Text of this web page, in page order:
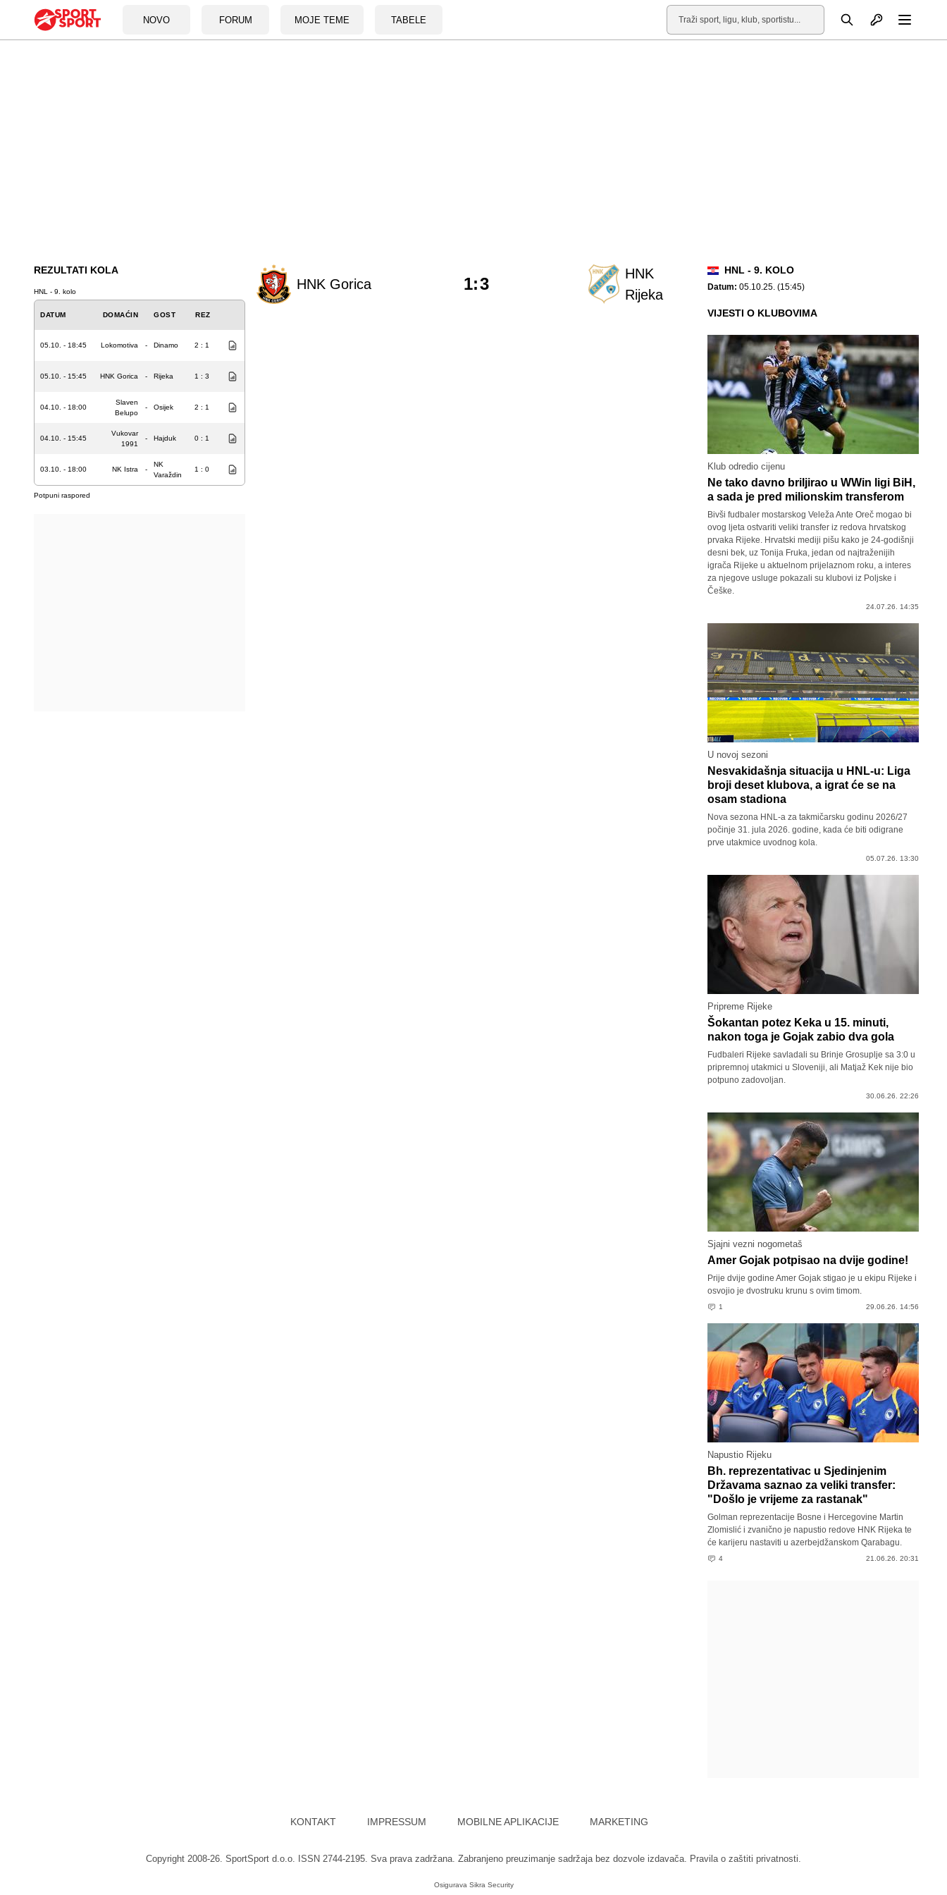
NOVO FORUM MOJE TEME TABELE
Pretraga Otvori profil
REZULTATI KOLA
HNL - 9. kolo
DATUM DOMAĆIN GOST REZ
05.10. - 18:45 Lokomotiva - Dinamo 2 : 1
05.10. - 15:45 HNK Gorica - Rijeka 1 : 3
04.10. - 18:00
Slaven
Belupo
- Osijek 2 : 1
04.10. - 15:45
Vukovar
1991
- Hajduk 0 : 1
03.10. - 18:00 NK Istra -
NK
Varaždin
1 : 0
Potpuni raspored
HNK Gorica
HNK
Rijeka
1:3
HNL - 9. KOLO
Datum: 05.10.25. (15:45)
VIJESTI O KLUBOVIMA
Klub odredio cijenu
Ne tako davno briljirao u WWin ligi BiH,
a sada je pred milionskim transferom
Bivši fudbaler mostarskog Veleža Ante Oreč mogao bi
ovog ljeta ostvariti veliki transfer iz redova hrvatskog
prvaka Rijeke. Hrvatski mediji pišu kako je 24-godišnji
desni bek, uz Tonija Fruka, jedan od najtraženijih
igrača Rijeke u aktuelnom prijelaznom roku, a interes
za njegove usluge pokazali su klubovi iz Poljske i
Češke.
24.07.26. 14:35
U novoj sezoni
Nesvakidašnja situacija u HNL-u: Liga
broji deset klubova, a igrat će se na
osam stadiona
Nova sezona HNL-a za takmičarsku godinu 2026/27
počinje 31. jula 2026. godine, kada će biti odigrane
prve utakmice uvodnog kola.
05.07.26. 13:30
Pripreme Rijeke
Šokantan potez Keka u 15. minuti,
nakon toga je Gojak zabio dva gola
Fudbaleri Rijeke savladali su Brinje Grosuplje sa 3:0 u
pripremnoj utakmici u Sloveniji, ali Matjaž Kek nije bio
potpuno zadovoljan.
30.06.26. 22:26
Sjajni vezni nogometaš
Amer Gojak potpisao na dvije godine!
Prije dvije godine Amer Gojak stigao je u ekipu Rijeke i
osvojio je dvostruku krunu s ovim timom.
1 29.06.26. 14:56
Napustio Rijeku
Bh. reprezentativac u Sjedinjenim
Državama saznao za veliki transfer:
"Došlo je vrijeme za rastanak"
Golman reprezentacije Bosne i Hercegovine Martin
Zlomislić i zvanično je napustio redove HNK Rijeka te
će karijeru nastaviti u azerbejdžanskom Qarabagu.
4 21.06.26. 20:31
KONTAKT IMPRESSUM MOBILNE APLIKACIJE MARKETING
Copyright 2008-26. SportSport d.o.o. ISSN 2744-2195. Sva prava zadržana. Zabranjeno preuzimanje sadržaja bez dozvole izdavača. Pravila o zaštiti privatnosti.
Osigurava Sikra Security